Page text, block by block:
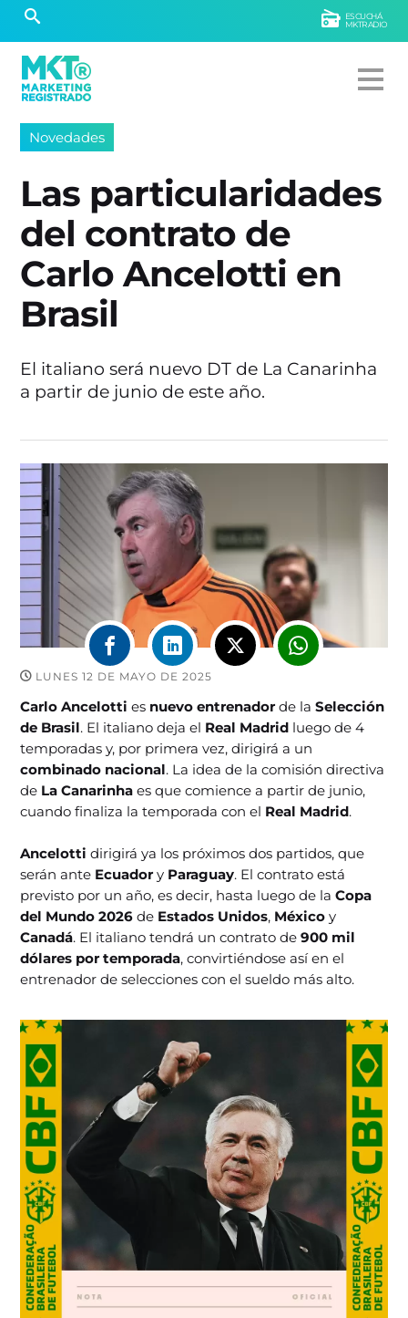
ESCUCHÁ
MKTRADIO
Novedades
Las particularidades
del contrato de
Carlo Ancelotti en
Brasil
El italiano será nuevo DT de La Canarinha
a partir de junio de este año.
LUNES 12 DE MAYO DE 2025
Carlo Ancelotti es nuevo entrenador de laSelección
de Brasil. El italiano deja el Real Madrid luego de 4
temporadas y, por primera vez, dirigirá a un
combinado nacional. La idea de la comisión directiva
de La Canarinha es que comience a partir de junio,
cuando finaliza la temporada con el Real Madrid.
Ancelotti dirigirá ya los próximos dos partidos, que
serán ante Ecuador y Paraguay. El contrato está
previsto por un año, es decir, hasta luego de laCopa
del Mundo 2026 de Estados Unidos, México y
Canadá. El italiano tendrá un contrato de900 mil
dólares por temporada, convirtiéndose así en el
entrenador de selecciones con el sueldo más alto.